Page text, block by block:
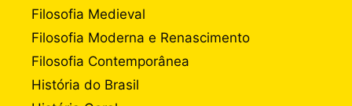
Filosofia Medieval
Filosofia Moderna e Renascimento
Filosofia Contemporânea
História do Brasil